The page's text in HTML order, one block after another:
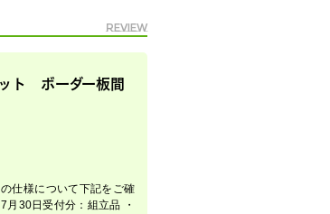
REVIEW
ト ボーダー板間
仕様について下記をご確
30日受付分：組立品 ・